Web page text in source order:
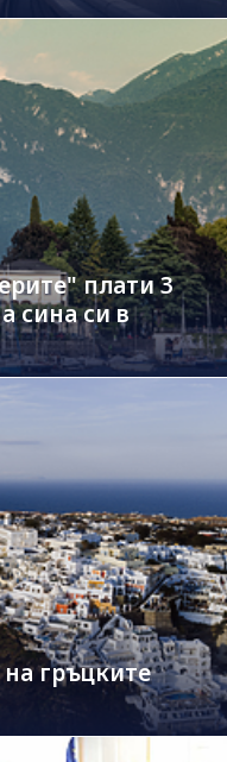
плати 3
сина си в
гръцките